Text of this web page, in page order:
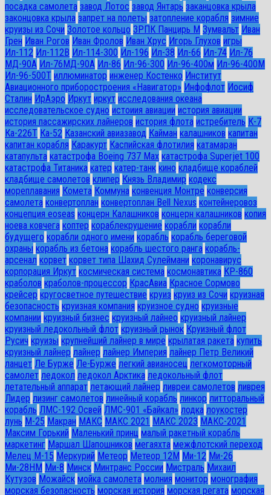
посадка самолета завод Лотос завод Янтарь заканцовка крыла
законцовка крыла запрет на полеты затопление корабля зимние
круизы из Сочи Золотое кольцо ЗРПК Панцирь М Зумвальт Иван
Грен Иван Рогов Иван Фролов Иван Хрус Игорь Глухов игры
Ил-112 Ил-112В Ил-114-300 Ил-196 Ил-38 Ил-66 Ил-74 Ил-76
МД-90А Ил-76МД-90А Ил-86 Ил-96-300 Ил-96-400м Ил-96-400М
Ил-96-500Т иллюминатор инженер Костенко Институт
Авиационного приборостроения «Навигатор» Инфофлот Иосиф
Сталин ИрАэро Иркут иркут исследования океана
исследовательское судно истоиия авиации история авиации
история пассажирских лайнеров история флота истребитель К-7
Ка-226Т Ка-52 Казанский авиазавод Кайман калашников капитан
капитан корабля Каракурт Каспийская флотилия катамаран
катапульта катастрофа Boeing 737 Max катастрофа Superjet 100
катастрофа Титаника катер катер-танк кино кладбище кораблей
кладбище самолетов клипер Князь Владимир кодекс
мореплавания Комета Коммуна конвенция Монтре конверсия
самолета конвертоплан конвертоплан Bell Nexus контейнеровоз
концепция eoseas концерн Калашников концерн калашников копия
ноева ковчега коптер кораблекрушение корабли корабли
будущего корабли одного имени корабль корабль береговой
охраны корабль из бетона корабль шестого ранга корабль-
арсенал корвет корвет типа Шахид Сулеймани коронавирус
корпорация Иркут космическая система космонавтика КР-860
краболов краболов-процессор КрасАвиа Красное Сормово
крейсер кругосветное путешествие круиз круиз из Сочи круизная
безопасность круизная компания круизное судно круизные
компании круизный бизнес круизный лайнео круизный лайнер
круизный ледокольный флот круизный рынок Круизный флот
Русич круизы крупнейший лайнер в мире крылатая ракета купить
круизный лайнер лайнер лайнер Империя лайнер Петр Великий
ланцет Ле Бурже Ле-Бурже легкий авианосец легкомоторный
самолет ледокол ледокол Арктика ледокольный флот
летательный аппарат летающий лайнер ливреи самолетов ливрея
Лидер лизинг самолетов линейный корабль линкор литторальный
корабль ЛМС-192 Освей ЛМС-901 «Байкал» лодка лоукостер
лунь М-25 Макран МАКС МАКС 2021 МАКС 2023 МАКС-2021
Максим Горький Маленький принц малый ракетный корабль
маркетинг Маршал Шапошников мегаяхта межфлотский переход
Мелец М-15 Меркурий Метеор Метеор 12М Ми-12 Ми-26
Ми-28HM Ми-8 Минск Минтранс России Мистраль Михаил
Кутузов Можайск мойка самолета молния монитор монография
морская безопасность морская история морская регата морская